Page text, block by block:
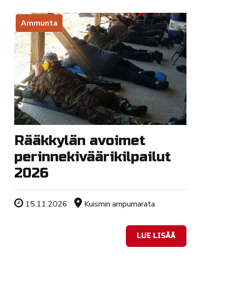
Ammunta
Rääkkylän avoimet
perinnekiväärikilpailut
2026
Tapahtuman ajankohta
15.11.2026 Sijainti
Kuismin ampumarata
LUE LISÄÄ